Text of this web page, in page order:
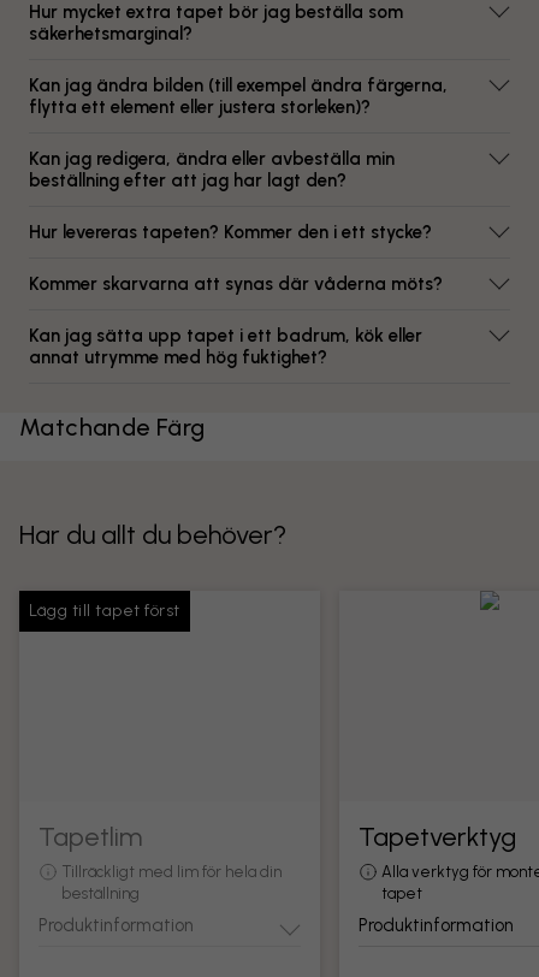
Hur mycket extra tapet bör jag beställa som
säkerhetsmarginal?
Kan jag ändra bilden (till exempel ändra färgerna,
flytta ett element eller justera storleken)?
Kan jag redigera, ändra eller avbeställa min
beställning efter att jag har lagt den?
Hur levereras tapeten? Kommer den i ett stycke?
Kommer skarvarna att synas där våderna möts?
Kan jag sätta upp tapet i ett badrum, kök eller
annat utrymme med hög fuktighet?
Matchande Färg
Har du allt du behöver?
Lägg till tapet först
Tapetlim
Tillräckligt med lim för hela din
beställning
Produktinformation
Tapetverktyg
Alla verktyg för
tapet
Produktinformation